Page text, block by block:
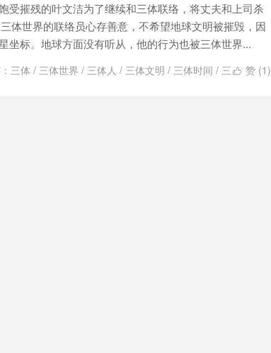
受摧残的叶文洁为了继续和三体联络，将丈夫和上司杀
体世界的联络员心存善意，不希望地球文明被摧毁，因
坐标。地球方面没有听从，他的行为也被三体世界...
 赞 (1)
三体 / 三体世界 / 三体人 / 三体文明 / 三体时间 / 三